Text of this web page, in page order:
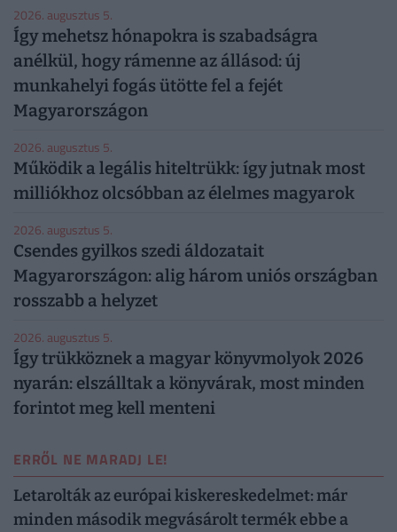
2026. augusztus 5.
Így mehetsz hónapokra is szabadságra
anélkül, hogy rámenne az állásod: új
munkahelyi fogás ütötte fel a fejét
Magyarországon
2026. augusztus 5.
Működik a legális hiteltrükk: így jutnak most
milliókhoz olcsóbban az élelmes magyarok
2026. augusztus 5.
Csendes gyilkos szedi áldozatait
Magyarországon: alig három uniós országban
rosszabb a helyzet
2026. augusztus 5.
Így trükköznek a magyar könyvmolyok 2026
nyarán: elszálltak a könyvárak, most minden
forintot meg kell menteni
ERRŐL NE MARADJ LE!
Letarolták az európai kiskereskedelmet: már
minden második megvásárolt termék ebbe a